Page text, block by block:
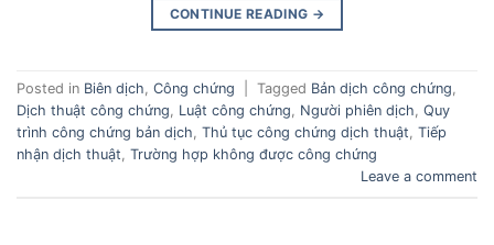
CONTINUE READING →
Posted in Biên dịch, Công chứng Tagged Bản dịch công chứng,
Dịch thuật công chứng, Luật công chứng, Người phiên dịch, Quy
trình công chứng bản dịch, Thủ tục công chứng dịch thuật, Tiếp
nhận dịch thuật, Trường hợp không được công chứng
Leave a comment